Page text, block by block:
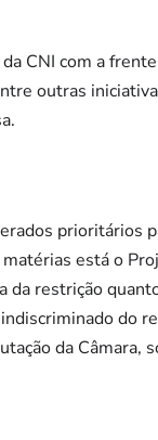
CNI com a
outras
prioritários
está o
restrição
do
da